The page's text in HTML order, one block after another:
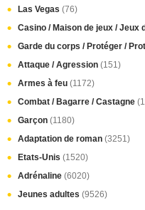
Las Vegas (76)
Casino / Maison de jeux / Jeux
Garde du corps / Protéger /
Attaque / Agression (151)
Armes à feu (1172)
Combat / Bagarre / Castagne
Garçon (1180)
Adaptation de roman (3251)
Etats-Unis (1520)
Adrénaline (6020)
Jeunes adultes (9526)